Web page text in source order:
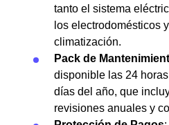
tanto el sistema
los electrodomésticos
climatización.
Pack de
disponible las 24
días del año, que
revisiones anuales y